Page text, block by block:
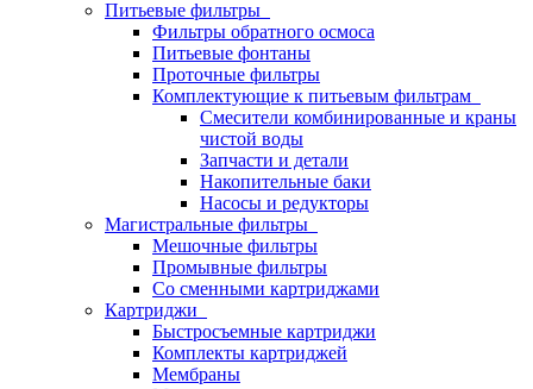
Питьевые фильтры
Фильтры обратного осмоса
Питьевые фонтаны
Проточные фильтры
Комплектующие к питьевым фильтрам
Смесители комбинированные и краны
чистой воды
Запчасти и детали
Накопительные баки
Насосы и редукторы
Магистральные фильтры
Мешочные фильтры
Промывные фильтры
Со сменными картриджами
Картриджи
Быстросъемные картриджи
Комплекты картриджей
Мембраны